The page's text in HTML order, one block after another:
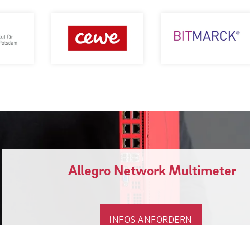
Allegro Network Multimeter
INFOS ANFORDERN